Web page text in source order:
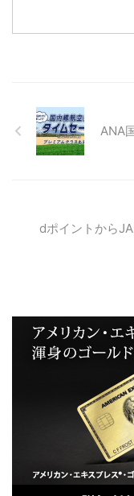
ANA
dポイントから